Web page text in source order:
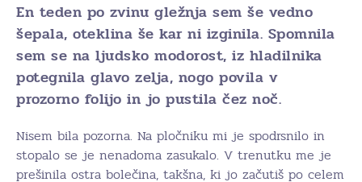
En teden po zvinu gležnja sem še vedno
šepala, oteklina še kar ni izginila. Spomnila
sem se na ljudsko modorost, iz hladilnika
potegnila glavo zelja, nogo povila v
prozorno folijo in jo pustila čez noč.
Nisem bila pozorna. Na pločniku mi je spodrsnilo in
stopalo se je nenadoma zasukalo. V trenutku me je
prešinila ostra bolečina, takšna, ki jo začutiš po celem